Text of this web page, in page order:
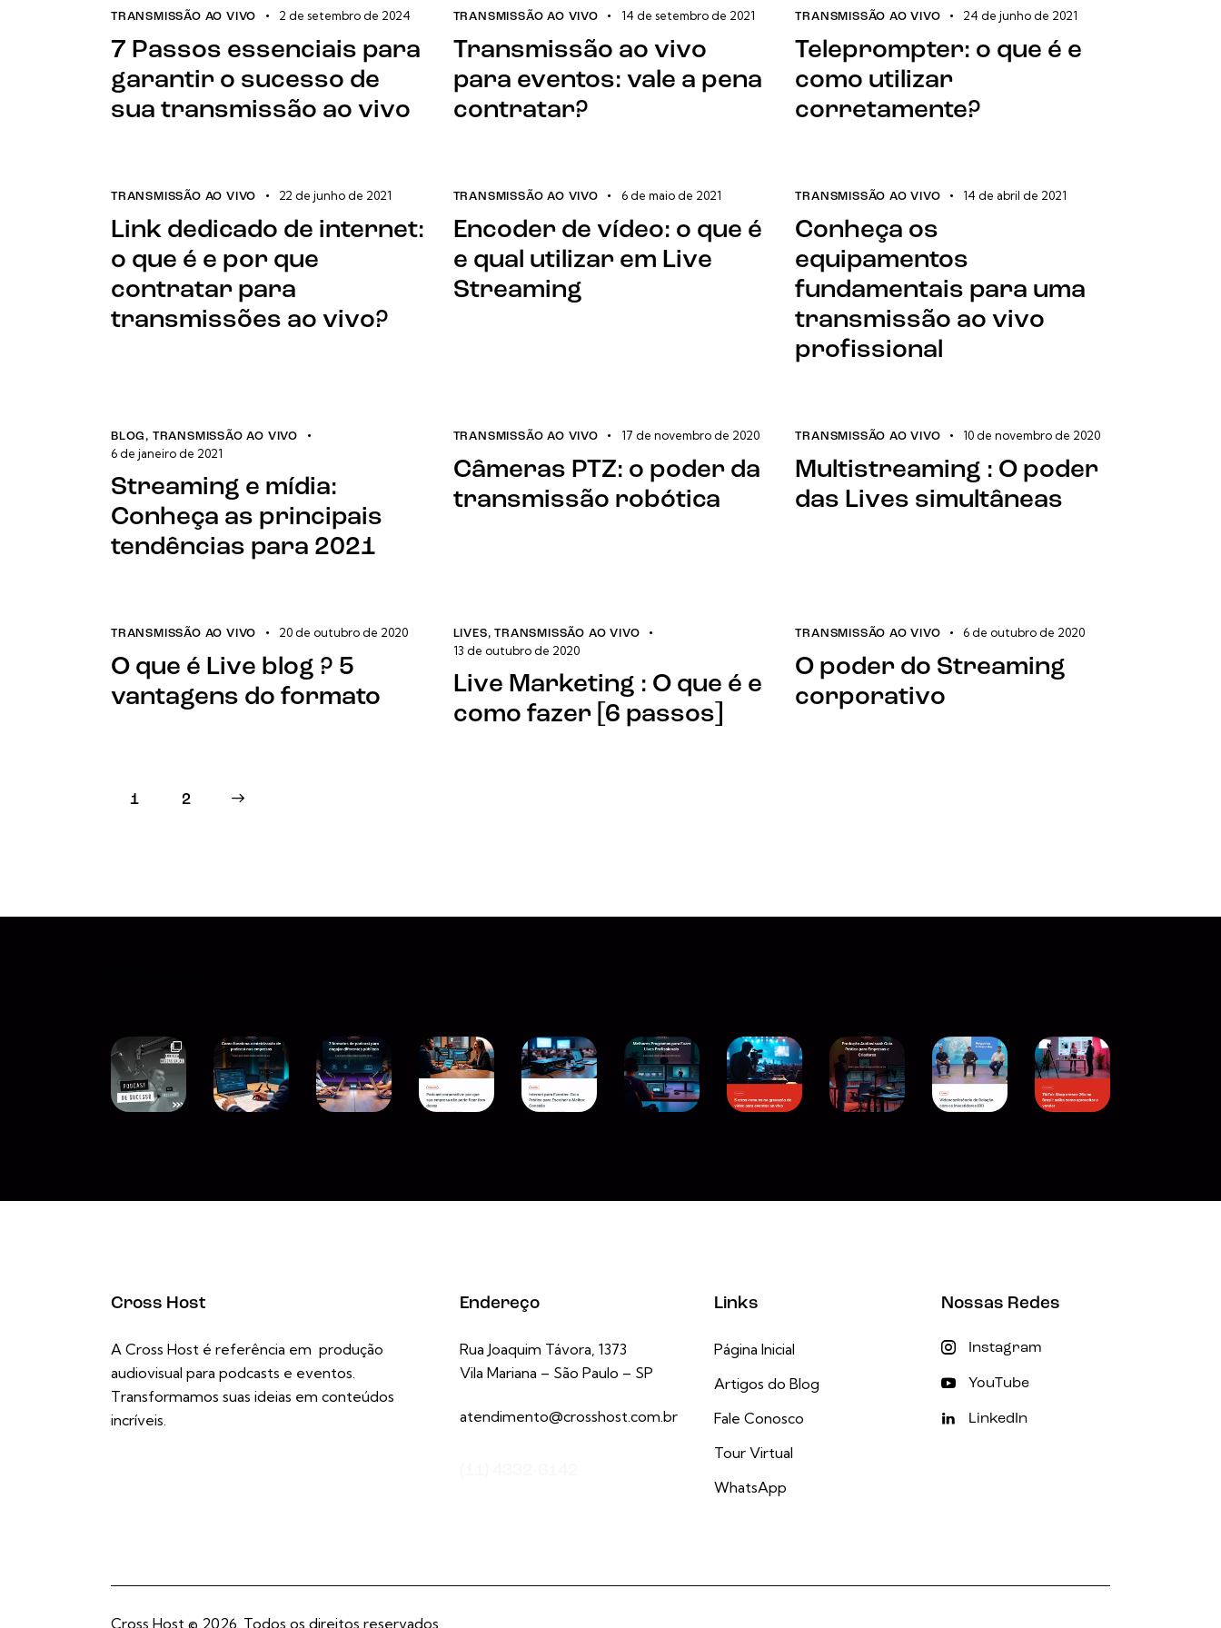
TRANSMISSÃO AO VIVO 2 de setembro de 2024
7 Passos essenciais para
garantir o sucesso de
sua transmissão ao vivo
TRANSMISSÃO AO VIVO 14 de setembro de 2021
Transmissão ao vivo
para eventos: vale a pena
contratar?
TRANSMISSÃO AO VIVO 24 de junho de 2021
Teleprompter: o que é e
como utilizar
corretamente?
TRANSMISSÃO AO VIVO 22 de junho de 2021
Link dedicado de internet:
o que é e por que
contratar para
transmissões ao vivo?
TRANSMISSÃO AO VIVO 6 de maio de 2021
Encoder de vídeo: o que é
e qual utilizar em Live
Streaming
TRANSMISSÃO AO VIVO 14 de abril de 2021
Conheça os
equipamentos
fundamentais para uma
transmissão ao vivo
profissional
BLOG , TRANSMISSÃO AO VIVO
6 de janeiro de 2021
Streaming e mídia:
Conheça as principais
tendências para 2021
TRANSMISSÃO AO VIVO 17 de novembro de 2020
Câmeras PTZ: o poder da
transmissão robótica
TRANSMISSÃO AO VIVO 10 de novembro de 2020
Multistreaming : O poder
das Lives simultâneas
TRANSMISSÃO AO VIVO 20 de outubro de 2020
O que é Live blog ? 5
vantagens do formato
LIVES,TRANSMISSÃO AO VIVO
13 de outubro de 2020
Live Marketing : O que é e
como fazer [6 passos]
TRANSMISSÃO AO VIVO 6 de outubro de 2020
O poder do Streaming
corporativo
1 2
Cross Host
A Cross Host é referência em produção
audiovisual para podcasts e eventos.
Transformamos suas ideias em conteúdos
incríveis.
Endereço
Rua Joaquim Távora, 1373
Vila Mariana – São Paulo – SP
atendimento@crosshost.com.br
Links
Página Inicial
Artigos do Blog
Fale Conosco
Tour Virtual
WhatsApp
Nossas Redes
Instagram
YouTube
LinkedIn
Cross Host © 2026. Todos os direitos reservados.